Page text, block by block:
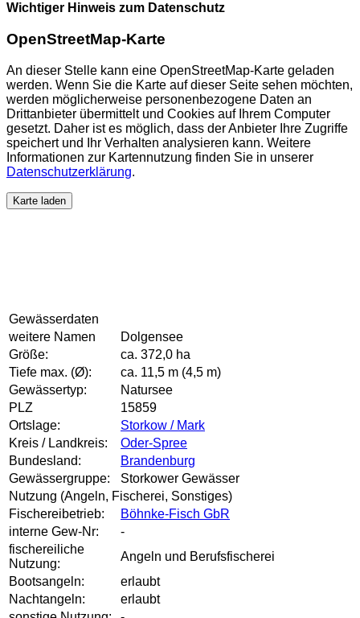
Wichtiger Hinweis zum Datenschutz
OpenStreetMap-Karte
An dieser Stelle kann eine OpenStreetMap-Karte geladen
werden. Wenn Sie die Karte auf dieser Seite sehen möchten,
werden möglicherweise personenbezogene Daten an
Drittanbieter übermittelt und Cookies auf Ihrem Computer
gesetzt. Daher ist es möglich, dass der Anbieter Ihre Zugriffe
speichert und Ihr Verhalten analysieren kann. Weitere
Informationen zur Kartennutzung finden Sie in unserer
Datenschutzerklärung.
Karte laden
Gewässerdaten
weitere Namen
Dolgensee
Größe:
ca. 372,0 ha
Tiefe max. (Ø):
ca. 11,5 m (4,5 m)
Gewässertyp:
Natursee
PLZ
15859
Ortslage:
Storkow / Mark
Kreis / Landkreis:
Oder-Spree
Bundesland:
Brandenburg
Gewässergruppe:
Storkower Gewässer
Nutzung (Angeln, Fischerei, Sonstiges)
Fischereibetrieb:
Böhnke-Fisch GbR
interne Gew-Nr:
-
fischereiliche
Nutzung:
Angeln und Berufsfischerei
Bootsangeln:
erlaubt
Nachtangeln:
erlaubt